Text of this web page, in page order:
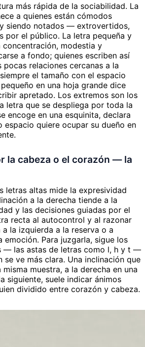
más rápida de la sociabilidad. La
a quienes están cómodos
siendo notados — extrovertidos,
por el público. La letra pequeña y
modestia y
a fondo; quienes escriben así
pocas relaciones cercanas a la
el tamaño con el espacio
en una hoja grande dice
apretado. Los extremos son los
letra que se despliega por toda la
encoge en una esquinita, declara
espacio quiere ocupar su dueño en
la cabeza o el corazón — la
letras altas mide la expresividad
a la derecha tiende a la
y las decisiones guiadas por el
recta al autocontrol y al razonar
a la izquierda a la reserva o a
emoción. Para juzgarla, sigue los
— las astas de letras como l, h y t —
se ve más clara. Una inclinación que
muestra, a la derecha en una
siguiente, suele indicar ánimos
dividido entre corazón y cabeza.